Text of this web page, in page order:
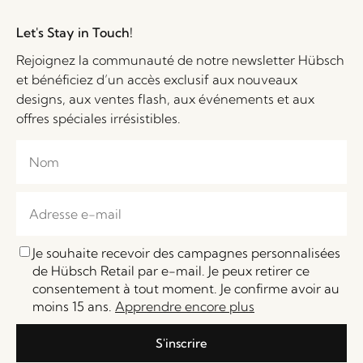
Let's Stay in Touch!
Rejoignez la communauté de notre newsletter Hübsch
et bénéficiez d’un accès exclusif aux nouveaux
designs, aux ventes flash, aux événements et aux
offres spéciales irrésistibles.
Je souhaite recevoir des campagnes personnalisées
de Hübsch Retail par e-mail. Je peux retirer ce
consentement à tout moment. Je confirme avoir au
moins 15 ans. Apprendre encore plus
S'inscrire